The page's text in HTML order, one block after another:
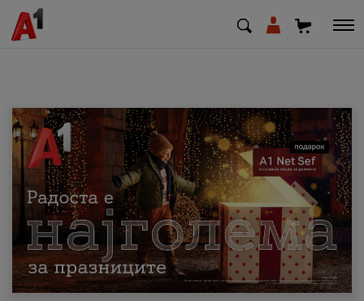
МК EN SQ
Приватни Деловни
Поддршка